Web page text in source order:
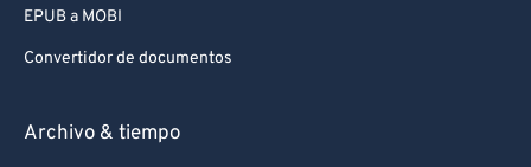
EPUB a MOBI
Convertidor de documentos
Archivo & tiempo